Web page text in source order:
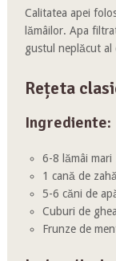
Calitatea apei
lămâilor. Apa
gustul neplăcut al
Rețeta
Ingrediente:
6-8 lămâi mari
1 cană de
5-6 căni de
Cuburi de
Frunze de